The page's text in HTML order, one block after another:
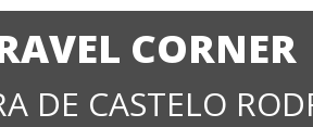
CORNER
DE CASTELO